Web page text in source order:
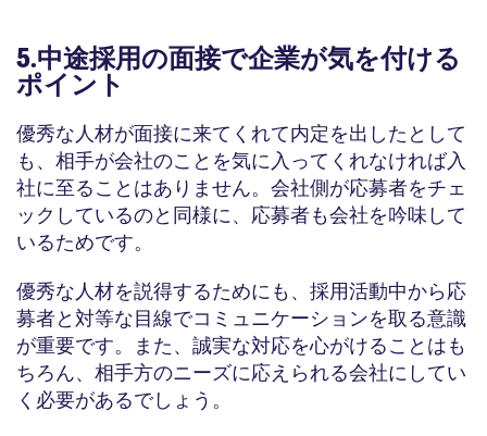
5.中途採用の面接で企業が気を付ける
ポイント
優秀な人材が面接に来てくれて内定を出したとして
も、相手が会社のことを気に入ってくれなければ入
社に至ることはありません。会社側が応募者をチェ
ックしているのと同様に、応募者も会社を吟味して
いるためです。
優秀な人材を説得するためにも、採用活動中から応
募者と対等な目線でコミュニケーションを取る意識
が重要です。また、誠実な対応を心がけることはも
ちろん、相手方のニーズに応えられる会社にしてい
く必要があるでしょう。